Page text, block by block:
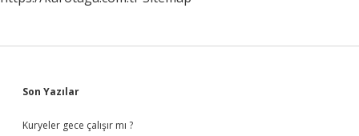
Sidebar
Son Yazılar
Kuryeler gece çalışır mı ?